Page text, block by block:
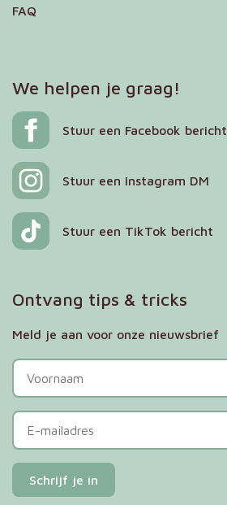
FAQ
We helpen je graag!
Stuur een Facebook bericht
Stuur een Instagram DM
Stuur een TikTok bericht
Ontvang tips & tricks
Meld je aan voor onze nieuwsbrief